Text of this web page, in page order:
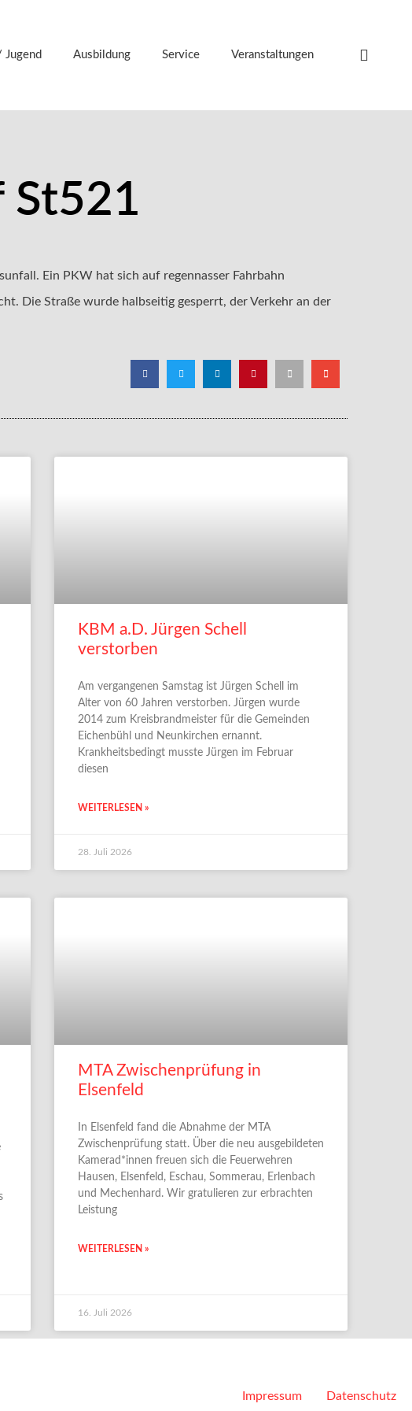
Jugend Ausbildung Service Veranstaltungen
St521
Ein PKW hat sich auf regennasser Fahrbahn
Die Straße wurde halbseitig gesperrt, der Verkehr an der
KBM a.D. Jürgen Schell
verstorben
Am vergangenen Samstag ist Jürgen Schell im
Alter von 60 Jahren verstorben. Jürgen wurde
2014 zum Kreisbrandmeister für die Gemeinden
Eichenbühl und Neunkirchen ernannt.
Krankheitsbedingt musste Jürgen im Februar
diesen
WEITERLESEN »
28. Juli 2026
MTA Zwischenprüfung in
Elsenfeld
In Elsenfeld fand die Abnahme der MTA
Zwischenprüfung statt. Über die neu ausgebildeten
Kamerad*innen freuen sich die Feuerwehren
Hausen, Elsenfeld, Eschau, Sommerau, Erlenbach
und Mechenhard. Wir gratulieren zur erbrachten
Leistung
WEITERLESEN »
16. Juli 2026
Impressum Datenschutz